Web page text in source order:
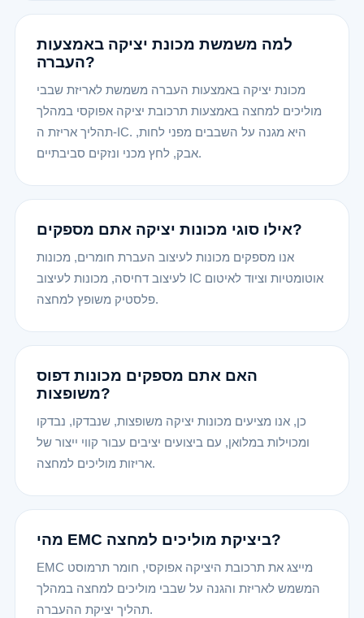
למה משמשת מכונת יציקה באמצעות
העברה?
מכונת יציקה באמצעות העברה משמשת לאריזת שבבי
מוליכים למחצה באמצעות תרכובת יציקה אפוקסי במהלך
תהליך אריזת ה-IC. היא מגנה על השבבים מפני לחות,
אבק, לחץ מכני ונזקים סביבתיים.
אילו סוגי מכונות יציקה אתם מספקים?
אנו מספקים מכונות לעיצוב העברת חומרים, מכונות
לעיצוב דחיסה, מכונות לעיצוב IC אוטומטיות וציוד לאיטום
פלסטיק משופץ למחצה.
האם אתם מספקים מכונות דפוס
משופצות?
כן, אנו מציעים מכונות יציקה משופצות, שנבדקו, נבדקו
ומכוילות במלואן, עם ביצועים יציבים עבור קווי ייצור של
אריזות מוליכים למחצה.
מהי EMC ביציקת מוליכים למחצה?
EMC מייצג את תרכובת היציקה אפוקסי, חומר תרמוסט
המשמש לאריזת והגנה על שבבי מוליכים למחצה במהלך
תהליך יציקת ההעברה.